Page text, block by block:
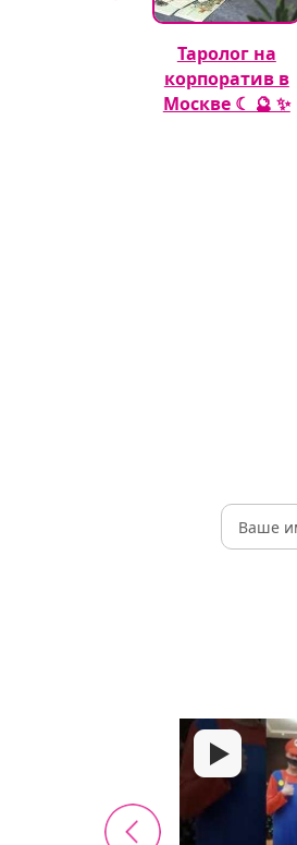
Таролог на
корпоратив в
Москве ☾ 🔮 ✨
<